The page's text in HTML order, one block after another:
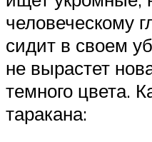
человеческому
сидит в своем
не вырастет
темного цвета.
таракана: